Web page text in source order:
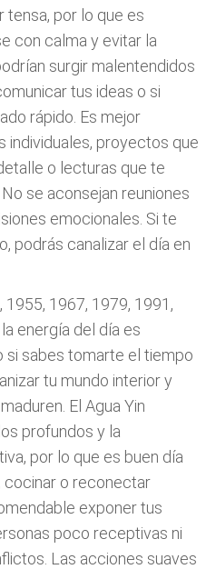
tensa, por lo que es
con calma y evitar la
surgir malentendidos
tus ideas o si
rápido. Es mejor
individuales, proyectos que
o lecturas que te
se aconsejan reuniones
emocionales. Si te
podrás canalizar el día en
1955, 1967, 1979, 1991,
energía del día es
si sabes tomarte el tiempo
tu mundo interior y
El Agua Yin
profundos y la
por lo que es buen día
cocinar o reconectar
exponer tus
poco receptivas ni
Las acciones suaves